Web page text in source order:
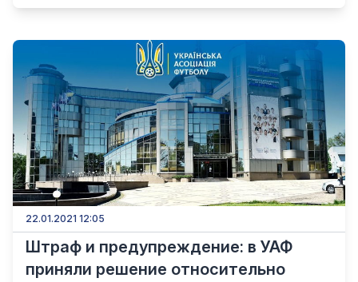
22.01.2021 12:05
Штраф и предупреждение: в УАФ
приняли решение относительно